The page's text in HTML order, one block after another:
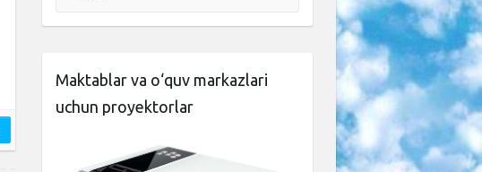
Maktablar va o‘quv markazlari
uchun proyektorlar